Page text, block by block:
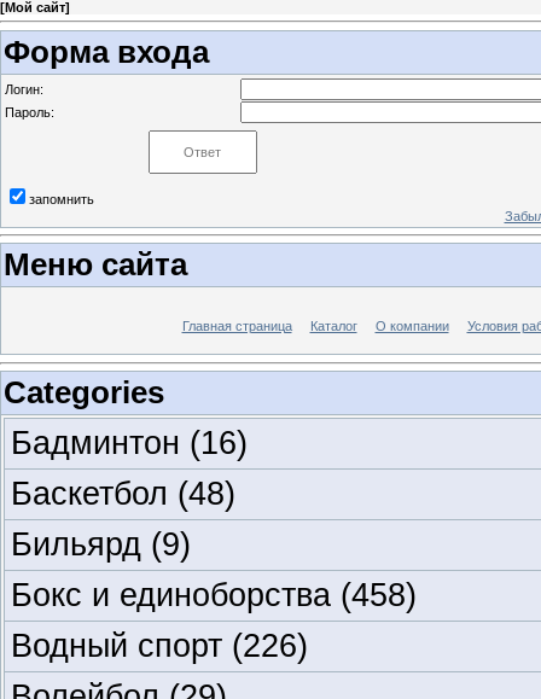
[Мой сайт]
Форма входа
Логин:
Пароль:
запомнить
Меню сайта
Главная страница Каталог О компании Условия
Categories
Бадминтон (16)
Баскетбол (48)
Бильярд (9)
Бокс и единоборства (458)
Водный спорт (226)